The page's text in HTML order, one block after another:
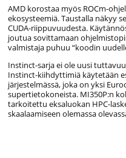
AMD korostaa myös ROCm-
ekosysteemiä. Taustalla näkyy
CUDA-riippuvuudesta.
joutua sovittamaan
valmistaja puhuu “koodin
Instinct-sarja ei ole uusi
Instinct-kiihdyttimiä käytetään
järjestelmässä, joka on yksi
supertietokoneista. MI350P:n
tarkoitettu eksaluokan HPC-
skaalaamiseen olemassa